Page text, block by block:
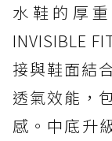
水鞋的厚
INVISIBLE
接與鞋面結
透氣效能，
感。中底升